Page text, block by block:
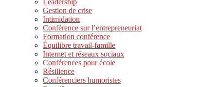
Gestion de crise
Intimidation
Conférence sur l’entrepreneuriat
Formation conférence
Équilibre travail-famille
Internet et réseaux sociaux
Conférences pour école
Résilience
Conférenciers humoristes